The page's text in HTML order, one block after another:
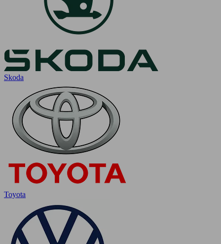
Skoda
Toyota